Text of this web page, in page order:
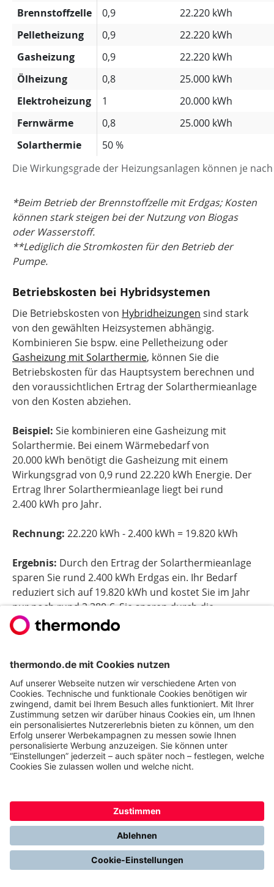
Die Wirkungsgrade der Heizungsanlagen können je
Brennstoffzelle 0,9
22.220 kWh
Pelletheizung
0,9
22.220 kWh
Gasheizung
0,9
22.220 kWh
Ölheizung
0,8
25.000 kWh
Elektroheizung
1
20.000 kWh
Fernwärme
0,8
25.000 kWh
Solarthermie
50 %
*Beim Betrieb der Brennstoffzelle mit Erdgas; Kosten
können stark steigen bei der Nutzung von Biogas
oder Wasserstoff.
**Lediglich die Stromkosten für den Betrieb der
Pumpe.
Betriebskosten bei Hybridsystemen
Die Betriebskosten von Hybridheizungen sind stark
von den gewählten Heizsystemen abhängig.
Kombinieren Sie bspw. eine Pelletheizung oder
Gasheizung mit Solarthermie, können Sie die
Betriebskosten für das Hauptsystem berechnen und
den voraussichtlichen Ertrag der Solarthermieanlage
von den Kosten abziehen.
Beispiel: Sie kombinieren eine Gasheizung mit
Solarthermie. Bei einem Wärmebedarf von
20.000 kWh benötigt die Gasheizung mit einem
Wirkungsgrad von 0,9 rund 22.220 kWh Energie. Der
Ertrag Ihrer Solarthermieanlage liegt bei rund
2.400 kWh pro Jahr.
Rechnung: 22.220 kWh - 2.400 kWh = 19.820 kWh
Ergebnis: Durch den Ertrag der Solarthermieanlage
sparen Sie rund 2.400 kWh Erdgas ein. Ihr Bedarf
reduziert sich auf 19.820 kWh und kostet Sie im Jahr
nur noch rund 2.380 €. Sie sparen durch die
Solarthermieanlage also rund 300 € Heizkosten, da
eine Solarthermieanlage im laufenden Betrieb so gut
Gut zu wissen:Vor allem bei Hybridanlagen dürfen
Sie jedoch nicht die Wartungskosten außer Acht
lassen. Da Sie zwei Heizsysteme betreiben, fallen in
der Regel auch doppelte Wartungskosten an.
Dadurch können je nach System Kosten von bis zu
700 € entstehen. Daher sollten Sie gut überlegen, ob
sich das Heizkostenersparnis durch die Anschaffung
Wann lohnt sich der Wechsel?
In der Regel sollte ein Heizsystem spätestens nach
15–20 Jahren ausgetauscht werden. Die
Notwendigkeit des Heizungswechsels sollten Sie